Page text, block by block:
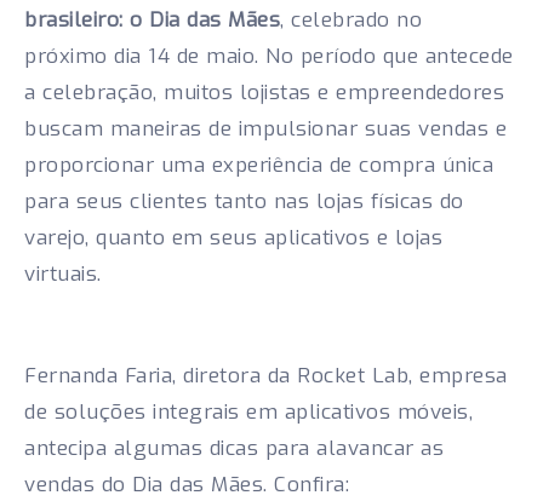
brasileiro: o Dia das Mães, celebrado no
próximo dia 14 de maio. No período que antecede
a celebração, muitos lojistas e empreendedores
buscam maneiras de impulsionar suas vendas e
proporcionar uma experiência de compra única
para seus clientes tanto nas lojas físicas do
varejo, quanto em seus aplicativos e lojas
virtuais.
Fernanda Faria, diretora da Rocket Lab, empresa
de soluções integrais em aplicativos móveis,
antecipa algumas dicas para alavancar as
vendas do Dia das Mães. Confira: